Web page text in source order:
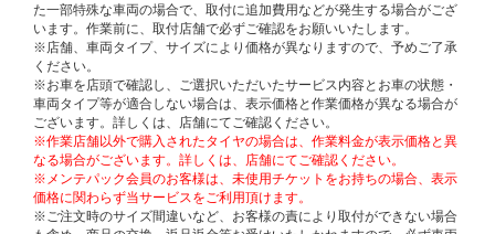
た一部特殊な車両の場合で、取付に追加費用などが発生する場合がござ
います。作業前に、取付店舗で必ずご確認をお願いいたします。
※店舗、車両タイプ、サイズにより価格が異なりますので、予めご了承
ください。
※お車を店頭で確認し、ご選択いただいたサービス内容とお車の状態・
車両タイプ等が適合しない場合は、表示価格と作業価格が異なる場合が
ございます。詳しくは、店舗にてご確認ください。
※作業店舗以外で購入されたタイヤの場合は、作業料金が表示価格と異
なる場合がございます。詳しくは、店舗にてご確認ください。
※メンテパック会員のお客様は、未使用チケットをお持ちの場合、表示
価格に関わらず当サービスをご利用頂けます。
※ご注文時のサイズ間違いなど、お客様の責により取付ができない場合